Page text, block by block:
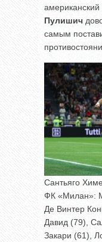
Пулишич
самым
Сантьяго
ФК «Милан»:
Де Винтер
Давид (79),
Закари (61),